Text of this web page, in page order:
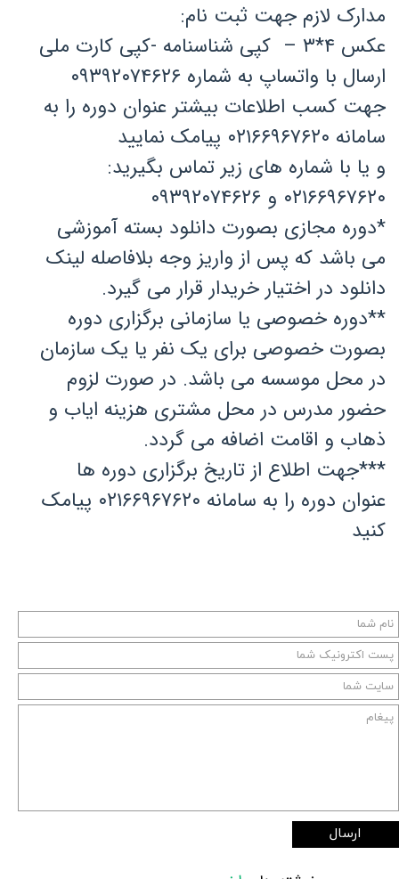
مدارک لازم جهت ثبت نام:
عکس ۴*۳ – کپی شناسنامه -کپی کارت ملی
ارسال با واتساپ به شماره ۰۹۳۹۲۰۷۴۶۲۶
جهت کسب اطلاعات بیشتر عنوان دوره را به
سامانه ۰۲۱۶۶۹۶۷۶۲۰ پیامک نمایید
و یا با شماره های زیر تماس بگیرید:
۰۲۱۶۶۹۶۷۶۲۰ و ۰۹۳۹۲۰۷۴۶۲۶
*دوره مجازی بصورت دانلود بسته آموزشی
می باشد که پس از واریز وجه بلافاصله لینک
دانلود در اختیار خریدار قرار می گیرد.
**دوره خصوصی یا سازمانی برگزاری دوره
بصورت خصوصی برای یک نفر یا یک سازمان
در محل موسسه می باشد. در صورت لزوم
حضور مدرس در محل مشتری هزینه ایاب و
ذهاب و اقامت اضافه می گردد.
***جهت اطلاع از تاریخ برگزاری دوره ها
عنوان دوره را به سامانه ۰۲۱۶۶۹۶۷۶۲۰ پیامک
کنید
ارسال